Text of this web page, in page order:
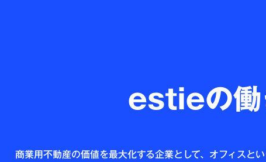
estieの働
商業用不動産の価値を最大化する企業として、オフィスと